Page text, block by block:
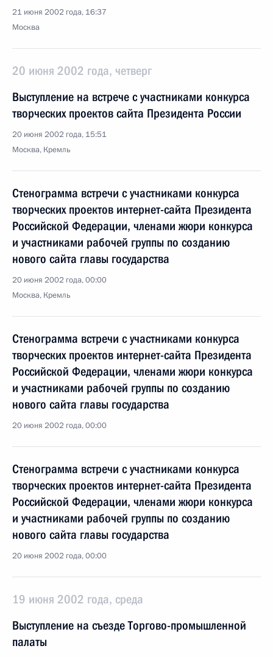
21 июня 2002 года, 16:37
Москва
20 июня 2002 года, четверг
Выступление на встрече с участниками конкурса
творческих проектов сайта Президента России
20 июня 2002 года, 15:51
Москва, Кремль
Стенограмма встречи с участниками конкурса
творческих проектов интернет-сайта Президента
Российской Федерации, членами жюри конкурса
и участниками рабочей группы по созданию
нового сайта главы государства
20 июня 2002 года, 00:00
Москва, Кремль
Стенограмма встречи с участниками конкурса
творческих проектов интернет-сайта Президента
Российской Федерации, членами жюри конкурса
и участниками рабочей группы по созданию
нового сайта главы государства
20 июня 2002 года, 00:00
Стенограмма встречи с участниками конкурса
творческих проектов интернет-сайта Президента
Российской Федерации, членами жюри конкурса
и участниками рабочей группы по созданию
нового сайта главы государства
20 июня 2002 года, 00:00
19 июня 2002 года, среда
Выступление на съезде Торгово-промышленной
палаты